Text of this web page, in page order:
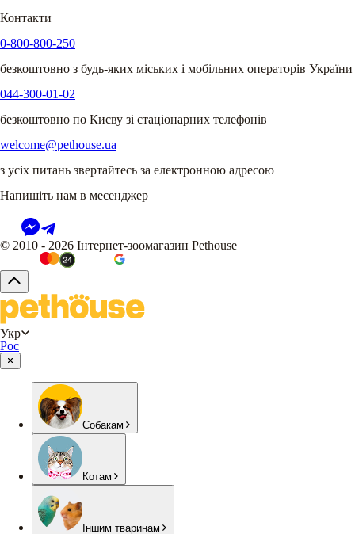
Контакти
0-800-800-250
безкоштовно з будь-яких міських і мобільних операторів України
044-300-01-02
безкоштовно по Києву зі стаціонарних телефонів
welcome@pethouse.ua
з усіх питань звертайтесь за електронною адресою
Напишіть нам в месенджер
© 2010 - 2026 Інтернет-зоомагазин Pethouse
Укр
Рос
Собакам
Котам
Іншим тваринам